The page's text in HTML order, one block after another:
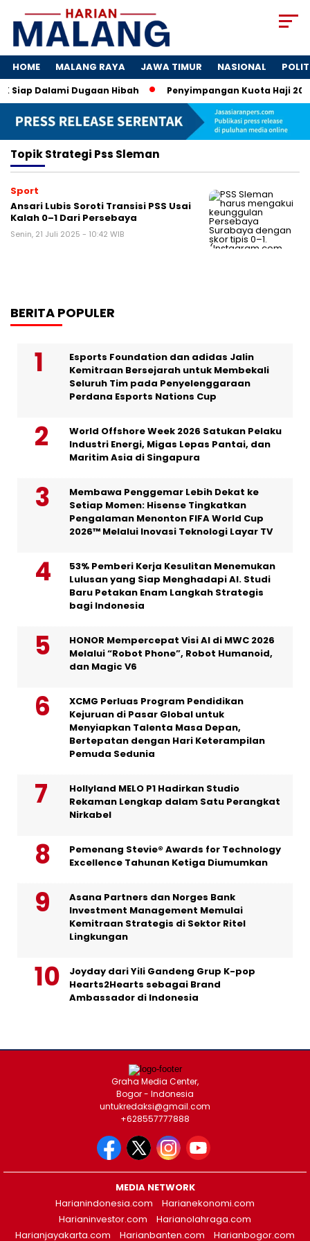
HOME MALANG RAYA JAWA TIMUR NASIONAL
Siap Dalami Dugaan Hibah Penyimpangan Kuota Haji
TopikStrategi Pss Sleman
Sport
Ansari Lubis Soroti Transisi PSS Usai
Kalah 0–1 Dari Persebaya
Senin, 21 Juli 2025 - 10:42 WIB
BERITA POPULER
Esports Foundation dan adidas Jalin
Kemitraan Bersejarah untuk Membekali
Seluruh Tim pada Penyelenggaraan
Perdana Esports Nations Cup
World Offshore Week 2026 Satukan Pelaku
Industri Energi, Migas Lepas Pantai, dan
Maritim Asia di Singapura
Membawa Penggemar Lebih Dekat ke
Setiap Momen: Hisense Tingkatkan
Pengalaman Menonton FIFA World Cup
2026™ Melalui Inovasi Teknologi Layar TV
53% Pemberi Kerja Kesulitan Menemukan
Lulusan yang Siap Menghadapi AI. Studi
Baru Petakan Enam Langkah Strategis
bagi Indonesia
HONOR Mempercepat Visi AI di MWC 2026
Melalui “Robot Phone”, Robot Humanoid,
dan Magic V6
XCMG Perluas Program Pendidikan
Kejuruan di Pasar Global untuk
Menyiapkan Talenta Masa Depan,
Bertepatan dengan Hari Keterampilan
Pemuda Sedunia
Hollyland MELO P1 Hadirkan Studio
Rekaman Lengkap dalam Satu Perangkat
Nirkabel
Pemenang Stevie® Awards for Technology
Excellence Tahunan Ketiga Diumumkan
Asana Partners dan Norges Bank
Investment Management Memulai
Kemitraan Strategis di Sektor Ritel
Lingkungan
Joyday dari Yili Gandeng Grup K-pop
Hearts2Hearts sebagai Brand
Ambassador di Indonesia
Graha Media Center,
Bogor - Indonesia
untukredaksi@gmail.com
+628557777888
MEDIA NETWORK
Harianindonesia.com
Harianekonomi.com
Harianinvestor.com
Harianolahraga.com
Harianjayakarta.com
Harianbanten.com Harianbogor.com